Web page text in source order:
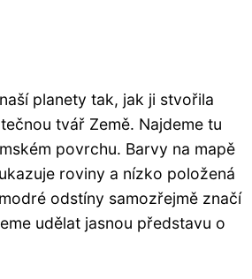
planety tak, jak ji stvořila
tvář Země. Najdeme tu
povrchu. Barvy na mapě
roviny a nízko položená
odstíny samozřejmě značí
udělat jasnou představu o